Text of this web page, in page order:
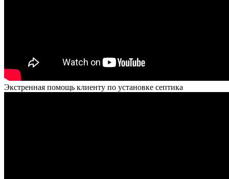
Экстренная помощь клиенту по установке септика